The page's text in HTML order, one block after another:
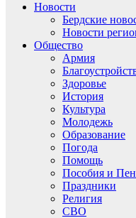
Новости
Бердские
Новости
Общество
Армия
Здоровье
История
Культура
Молодежь
Образование
Погода
Помощь
Пособия и
Праздники
Религия
СВО